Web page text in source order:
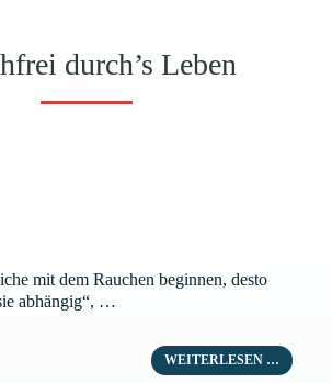
durch’s Leben
mit dem Rauchen beginnen, desto
abhängig“, …
WEITERLESEN …